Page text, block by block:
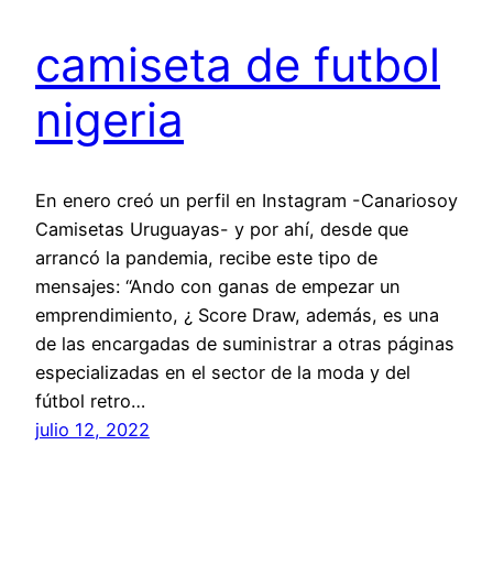
camiseta de futbol
nigeria
En enero creó un perfil en Instagram -Canariosoy
Camisetas Uruguayas- y por ahí, desde que
arrancó la pandemia, recibe este tipo de
mensajes: “Ando con ganas de empezar un
emprendimiento, ¿ Score Draw, además, es una
de las encargadas de suministrar a otras páginas
especializadas en el sector de la moda y del
fútbol retro…
julio 12, 2022